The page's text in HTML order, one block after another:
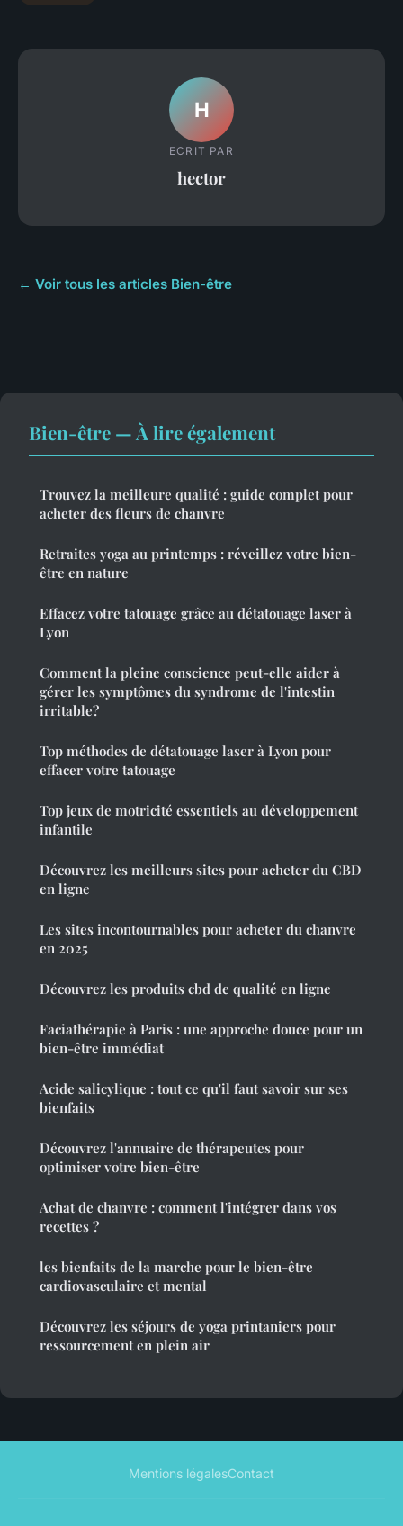
H
ECRIT PAR
hector
← Voir tous les articles Bien-être
Bien-être — À lire également
Trouvez la meilleure qualité : guide complet pour
acheter des fleurs de chanvre
Retraites yoga au printemps : réveillez votre bien-
être en nature
Effacez votre tatouage grâce au détatouage laser à
Lyon
Comment la pleine conscience peut-elle aider à
gérer les symptômes du syndrome de l'intestin
irritable?
Top méthodes de détatouage laser à Lyon pour
effacer votre tatouage
Top jeux de motricité essentiels au développement
infantile
Découvrez les meilleurs sites pour acheter du CBD
en ligne
Les sites incontournables pour acheter du chanvre
en 2025
Découvrez les produits cbd de qualité en ligne
Faciathérapie à Paris : une approche douce pour un
bien-être immédiat
Acide salicylique : tout ce qu'il faut savoir sur ses
bienfaits
Découvrez l'annuaire de thérapeutes pour
optimiser votre bien-être
Achat de chanvre : comment l'intégrer dans vos
recettes ?
les bienfaits de la marche pour le bien-être
cardiovasculaire et mental
Découvrez les séjours de yoga printaniers pour
ressourcement en plein air
Mentions légalesContact